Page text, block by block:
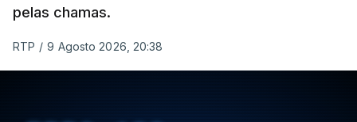
As imagens mostram Mojtaba Khamenei no que
será uma aula religiosa, mas sem qualquer
indicação adicional.
pelas chamas.
RTP / 9 Agosto 2026, 20:38